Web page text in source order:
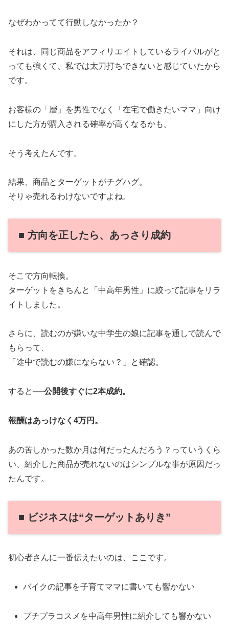
なぜわかってて行動しなかったか？
それは、同じ商品をアフィリエイトしているライバルがと
っても強くて、私では太刀打ちできないと感じていたから
です。
お客様の「層」を男性でなく「在宅で働きたいママ」向け
にした方が購入される確率が高くなるかも。
そう考えたんです。
結果、商品とターゲットがチグハグ。
そりゃ売れるわけないですよね。
■ 方向を正したら、あっさり成約
そこで方向転換。
ターゲットをきちんと「中高年男性」に絞って記事をリラ
イトしました。
さらに、読むのが嫌いな中学生の娘に記事を通しで読んで
もらって、
「途中で読むの嫌にならない？」と確認。
すると──公開後すぐに2本成約。
報酬はあっけなく4万円。
あの苦しかった数か月は何だったんだろう？っていうくら
い、紹介した商品が売れないのはシンプルな事が原因だっ
たんです。
■ ビジネスは“ターゲットありき”
初心者さんに一番伝えたいのは、ここです。
バイクの記事を子育てママに書いても響かない
プチプラコスメを中高年男性に紹介しても響かない